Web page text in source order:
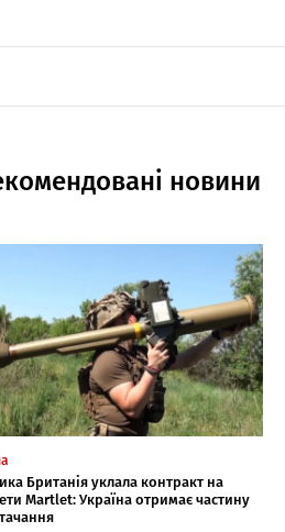
новини
Британія уклала контракт на
Martlet: Україна отримає частину